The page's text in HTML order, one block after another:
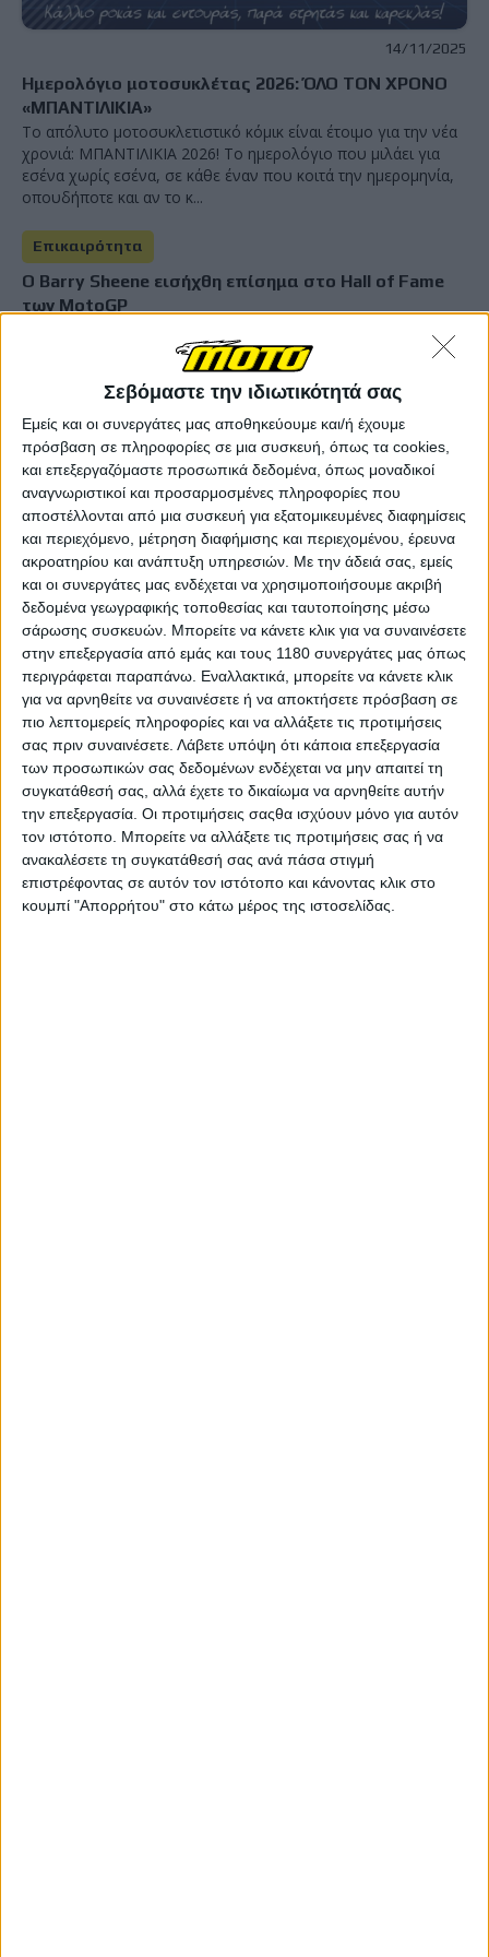
Σεβόμαστε την ιδιωτικότητά σας
Εμείς και οι συνεργάτες μας αποθηκεύουμε και/ή έχουμε
πρόσβαση σε πληροφορίες σε μια συσκευή, όπως τα cookies,
και επεξεργαζόμαστε προσωπικά δεδομένα, όπως μοναδικοί
αναγνωριστικοί και προσαρμοσμένες πληροφορίες που
αποστέλλονται από μια συσκευή για εξατομικευμένες διαφημίσεις
και περιεχόμενο, μέτρηση διαφήμισης και περιεχομένου, έρευνα
ακροατηρίου και ανάπτυξη υπηρεσιών. Με την άδειά σας, εμείς
και οι συνεργάτες μας ενδέχεται να χρησιμοποιήσουμε ακριβή
δεδομένα γεωγραφικής τοποθεσίας και ταυτοποίησης μέσω
σάρωσης συσκευών. Μπορείτε να κάνετε κλικ για να συναινέσετε
στην επεξεργασία από εμάς και τους 1180 συνεργάτες μας όπως
περιγράφεται παραπάνω. Εναλλακτικά, μπορείτε να κάνετε κλικ
για να αρνηθείτε να συναινέσετε ή να αποκτήσετε πρόσβαση σε
πιο λεπτομερείς πληροφορίες και να αλλάξετε τις προτιμήσεις
σας πριν συναινέσετε. Λάβετε υπόψη ότι κάποια επεξεργασία
των προσωπικών σας δεδομένων ενδέχεται να μην απαιτεί τη
συγκατάθεσή σας, αλλά έχετε το δικαίωμα να αρνηθείτε αυτήν
την επεξεργασία. Οι προτιμήσεις σαςθα ισχύουν μόνο για αυτόν
τον ιστότοπο. Μπορείτε να αλλάξετε τις προτιμήσεις σας ή να
ανακαλέσετε τη συγκατάθεσή σας ανά πάσα στιγμή
επιστρέφοντας σε αυτόν τον ιστότοπο και κάνοντας κλικ στο
κουμπί "Απορρήτου" στο κάτω μέρος της ιστοσελίδας.
14/11/2025
Ημερολόγιο μοτοσυκλέτας 2026: ΌΛΟ ΤΟΝ ΧΡΟΝΟ
«ΜΠΑΝΤΙΛΙΚΙΑ»
Το απόλυτο μοτοσυκλετιστικό κόμικ είναι έτοιμο για την νέα
χρονιά: ΜΠΑΝΤΙΛΙΚΙΑ 2026! Το ημερολόγιο που μιλάει για
εσένα χωρίς εσένα, σε κάθε έναν που κοιτά την ημερομηνία,
οπουδήποτε και αν το κ...
Επικαιρότητα
Ο Barry Sheene εισήχθη επίσημα στο Hall of Fame
των MotoGP
εντάσσονται στο νέο MotoGP Hall of Fame, μ...
Επικαιρότητα
Ανησυχία στην Ιταλία για νοθευμένη βενζίνη -
Κλιμάκωση λόγω συνεχών αυξήσεων των τιμών
Έρευνα ιταλικού πρακτορείου φέρνει στο προσκήνιο ένα
φαινόμενο που φαίνεται να απασχολεί ολοένα και ...
Επικαιρότητα 6/8/2026
MotoGP: Αγώνες, δημοπρασίες και φιλανθρωπική
δράση για το Two Wheels for Life
Το καθιερωμένο φιλανθρωπικό πρόγραμμα του βρετανικού